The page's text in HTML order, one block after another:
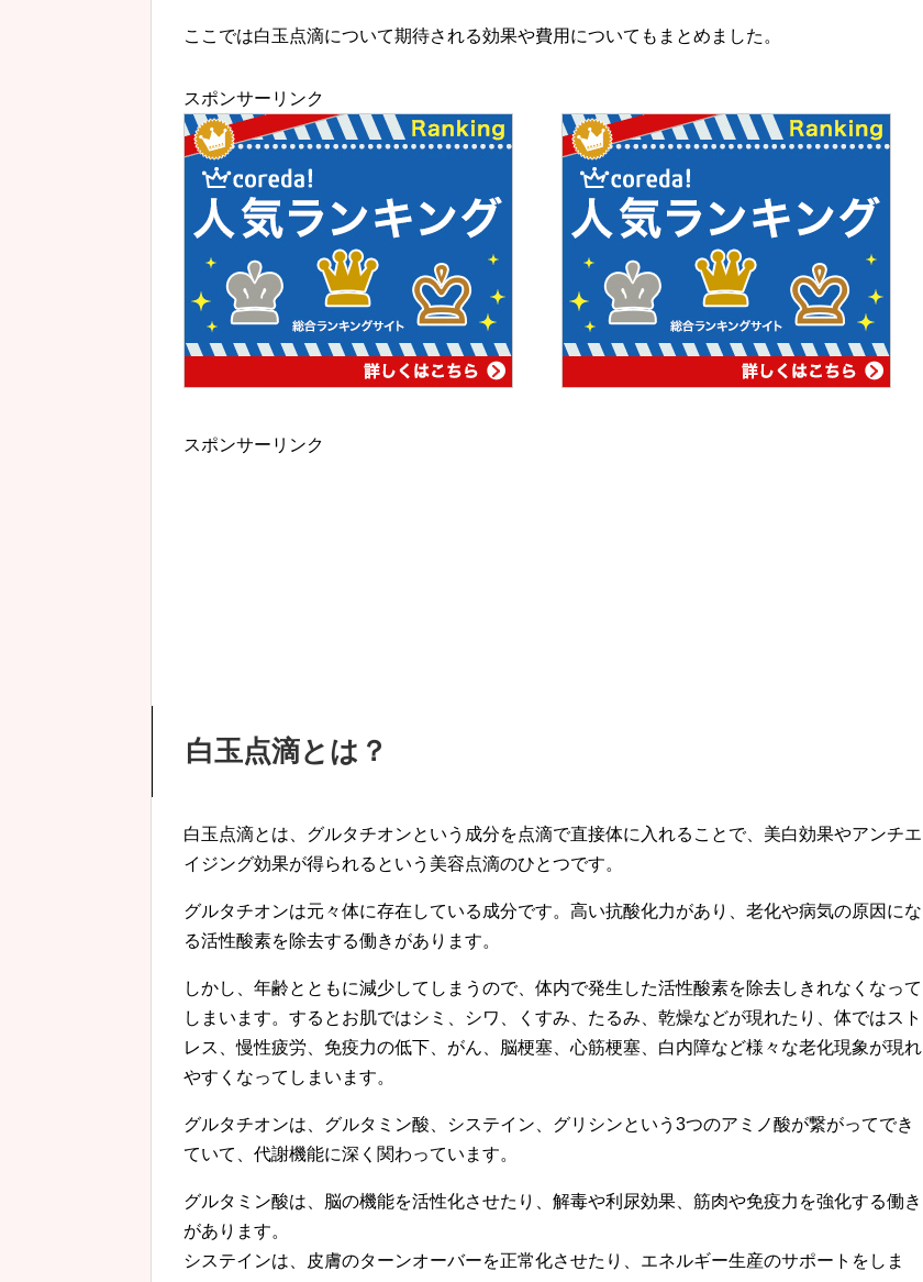
ここでは白玉点滴について期待される効果や費用についてもまとめました。
スポンサーリンク
スポンサーリンク
白玉点滴とは？
白玉点滴とは、グルタチオンという成分を点滴で直接体に入れることで、美白効果やアンチエ
イジング効果が得られるという美容点滴のひとつです。
グルタチオンは元々体に存在している成分です。高い抗酸化力があり、老化や病気の原因にな
る活性酸素を除去する働きがあります。
しかし、年齢とともに減少してしまうので、体内で発生した活性酸素を除去しきれなくなって
しまいます。するとお肌ではシミ、シワ、くすみ、たるみ、乾燥などが現れたり、体ではスト
レス、慢性疲労、免疫力の低下、がん、脳梗塞、心筋梗塞、白内障など様々な老化現象が現れ
やすくなってしまいます。
グルタチオンは、グルタミン酸、システイン、グリシンという3つのアミノ酸が繋がってでき
ていて、代謝機能に深く関わっています。
グルタミン酸は、脳の機能を活性化させたり、解毒や利尿効果、筋肉や免疫力を強化する働き
があります。
システインは、皮膚のターンオーバーを正常化させたり、エネルギー生産のサポートをしま